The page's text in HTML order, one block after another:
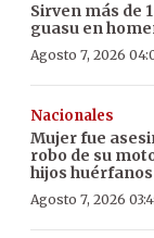
Sirven más de
guasu en
Agosto 7, 2026
Nacionales
Mujer fue
robo de su
hijos huérfanos
Agosto 7, 2026